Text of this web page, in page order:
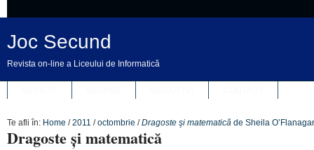
Joc Secund
Revista on-line a Liceului de Informatică
Te afli în: Home / 2011 / octombrie / Dragoste şi matematică de Sheila
Dragoste şi matematică